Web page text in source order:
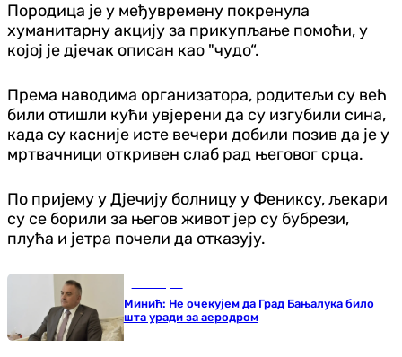
Породица је у међувремену покренула
хуманитарну акцију за прикупљање помоћи, у
којој је дјечак описан као "чудо“.
Према наводима организатора, родитељи су већ
били отишли кући увјерени да су изгубили сина,
када су касније исте вечери добили позив да је у
мртвачници откривен слаб рад његовог срца.
По пријему у Дјечију болницу у Фениксу, љекари
су се борили за његов живот јер су бубрези,
плућа и јетра почели да отказују.
Минић: Не очекујем да Град Бањалука било
шта уради за аеродром